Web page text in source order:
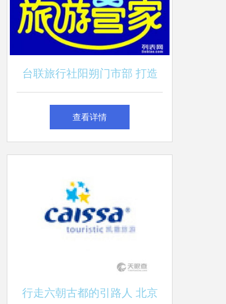
台联旅行社阳朔门市部 打造
贴心、专业的旅行社品牌
查看详情
行走六朝古都的引路人 北京